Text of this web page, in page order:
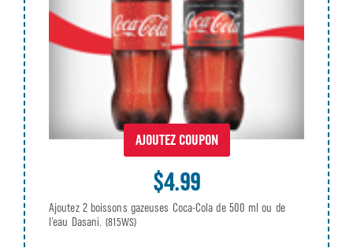
AJOUTEZ COUPON
$4.99
Ajoutez 2 boissons gazeuses Coca-Cola de 500 ml ou de
l’eau Dasani. (815WS)